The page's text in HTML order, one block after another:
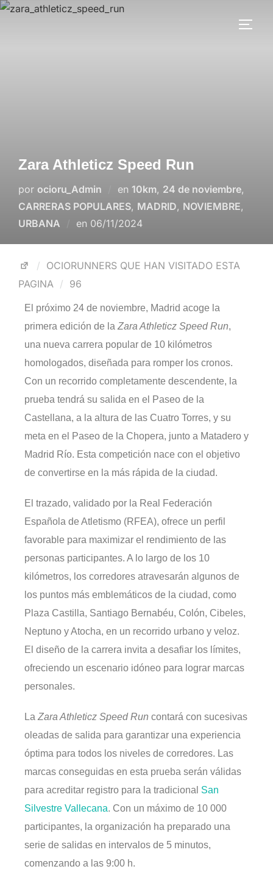
Zara Athleticz Speed Run
por ocioru_Admin en 10km, 24 de noviembre,
CARRERAS POPULARES, MADRID, NOVIEMBRE,
URBANA
en 06/11/2024
OCIORUNNERS QUE HAN VISITADO ESTA
PAGINA
96
El próximo 24 de noviembre, Madrid acoge la
primera edición de la Zara Athleticz Speed Run,
una nueva carrera popular de 10 kilómetros
homologados, diseñada para romper los cronos.
Con un recorrido completamente descendente, la
prueba tendrá su salida en el Paseo de la
Castellana, a la altura de las Cuatro Torres, y su
meta en el Paseo de la Chopera, junto a Matadero y
Madrid Río. Esta competición nace con el objetivo
de convertirse en la más rápida de la ciudad.
El trazado, validado por la Real Federación
Española de Atletismo (RFEA), ofrece un perfil
favorable para maximizar el rendimiento de las
personas participantes. A lo largo de los 10
kilómetros, los corredores atravesarán algunos de
los puntos más emblemáticos de la ciudad, como
Plaza Castilla, Santiago Bernabéu, Colón, Cibeles,
Neptuno y Atocha, en un recorrido urbano y veloz.
El diseño de la carrera invita a desafiar los límites,
ofreciendo un escenario idóneo para lograr marcas
personales.
La Zara Athleticz Speed Run contará con sucesivas
oleadas de salida para garantizar una experiencia
óptima para todos los niveles de corredores. Las
marcas conseguidas en esta prueba serán válidas
para acreditar registro para la tradicional San
Silvestre Vallecana. Con un máximo de 10 000
participantes, la organización ha preparado una
serie de salidas en intervalos de 5 minutos,
comenzando a las 9:00 h.